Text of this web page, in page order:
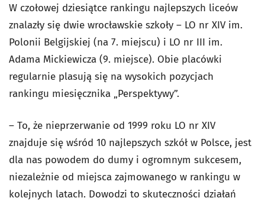
W czołowej dziesiątce rankingu najlepszych liceów
znalazły się dwie wrocławskie szkoły – LO nr XIV im.
Polonii Belgijskiej (na 7. miejscu) i LO nr III im.
Adama Mickiewicza (9. miejsce). Obie placówki
regularnie plasują się na wysokich pozycjach
rankingu miesięcznika „Perspektywy”.
– To, że nieprzerwanie od 1999 roku LO nr XIV
znajduje się wśród 10 najlepszych szkół w Polsce, jest
dla nas powodem do dumy i ogromnym sukcesem,
niezależnie od miejsca zajmowanego w rankingu w
kolejnych latach. Dowodzi to skuteczności działań